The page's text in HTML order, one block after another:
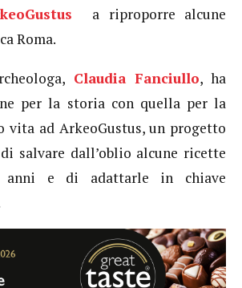
a riproporre alcune
Roma.
Claudia Fanciullo, ha
per la storia con quella per la
vita ad ArkeoGustus, un progetto
salvare dall’oblio alcune ricette
e di adattarle in chiave